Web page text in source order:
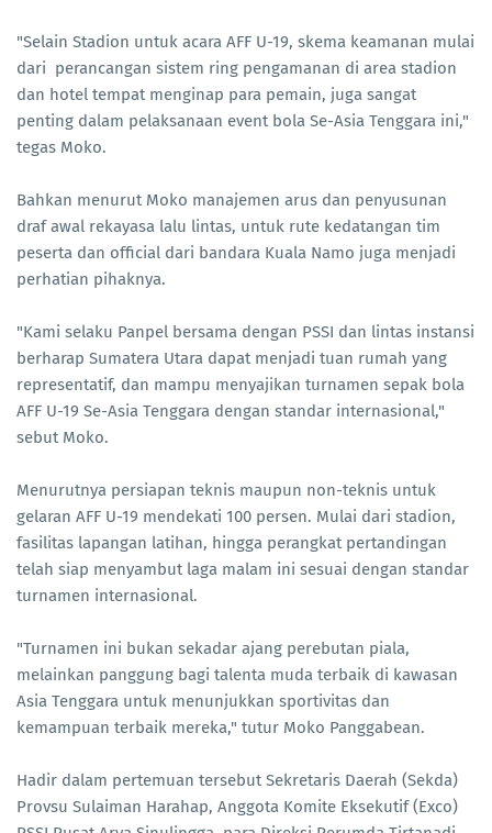
"Selain Stadion untuk acara AFF U-19, skema keamanan mulai
dari perancangan sistem ring pengamanan di area stadion
dan hotel tempat menginap para pemain, juga sangat
penting dalam pelaksanaan event bola Se-Asia Tenggara ini,"
tegas Moko.
Bahkan menurut Moko manajemen arus dan penyusunan
draf awal rekayasa lalu lintas, untuk rute kedatangan tim
peserta dan official dari bandara Kuala Namo juga menjadi
perhatian pihaknya.
"Kami selaku Panpel bersama dengan PSSI dan lintas instansi
berharap Sumatera Utara dapat menjadi tuan rumah yang
representatif, dan mampu menyajikan turnamen sepak bola
AFF U-19 Se-Asia Tenggara dengan standar internasional,"
sebut Moko.
Menurutnya persiapan teknis maupun non-teknis untuk
gelaran AFF U-19 mendekati 100 persen. Mulai dari stadion,
fasilitas lapangan latihan, hingga perangkat pertandingan
telah siap menyambut laga malam ini sesuai dengan standar
turnamen internasional.
"Turnamen ini bukan sekadar ajang perebutan piala,
melainkan panggung bagi talenta muda terbaik di kawasan
Asia Tenggara untuk menunjukkan sportivitas dan
kemampuan terbaik mereka," tutur Moko Panggabean.
Hadir dalam pertemuan tersebut Sekretaris Daerah (Sekda)
Provsu Sulaiman Harahap, Anggota Komite Eksekutif (Exco)